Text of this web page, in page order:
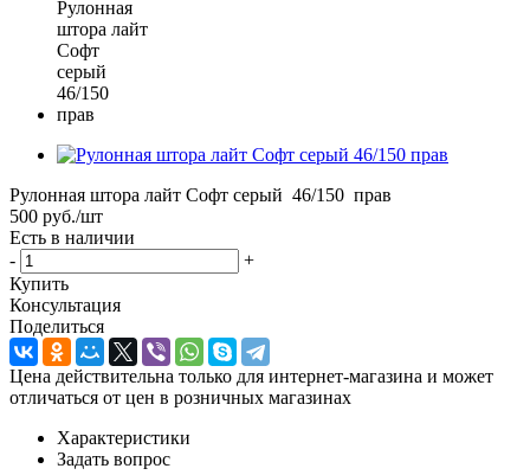
Рулонная штора лайт Софт серый 46/150 прав
500 руб./шт
Есть в наличии
-
+
Купить
Консультация
Поделиться
Цена действительна только для интернет-магазина и может
отличаться от цен в розничных магазинах
Характеристики
Задать вопрос